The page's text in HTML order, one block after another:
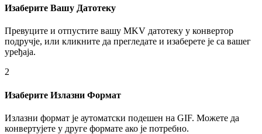
Изаберите Вашу Датотеку
Превуците и отпустите вашу MKV датотеку у конвертор
подручје, или кликните да прегледате и изаберете је са вашег
уређаја.
2
Изаберите Излазни Формат
Излазни формат је аутоматски подешен на GIF. Можете да
конвертујете у друге формате ако је потребно.